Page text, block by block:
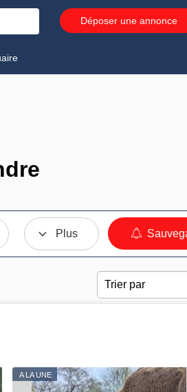
Déposer une annonce
Plus
A LA UNE